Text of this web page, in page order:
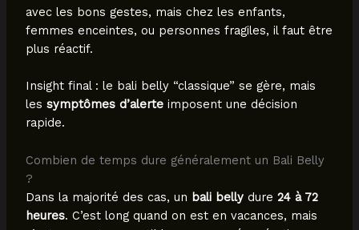
avec les bons gestes, mais chez les enfants,
femmes enceintes, ou personnes fragiles, il faut être
plus réactif.
Insight final : le bali belly “classique” se gère, mais
les symptômes d’alerteimposent une décision
rapide.
Combien de temps dure généralement un Bali Belly
?
Dans la majorité des cas, un bali bellydure 24 à 72
heures. C’est long quand on est en vacances, mais